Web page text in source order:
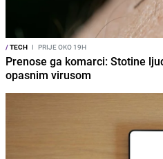
/TECH I PRIJE OKO 19H
Prenose ga komarci: Stotine
opasnim virusom